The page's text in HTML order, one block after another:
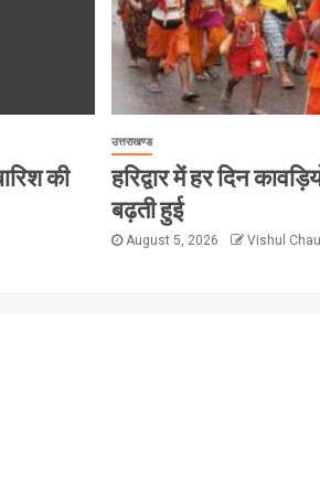
की
उत्तराखण्ड
हरिद्वार में हर दिन
बढ़ती हुई
August 5, 2026 Vishul